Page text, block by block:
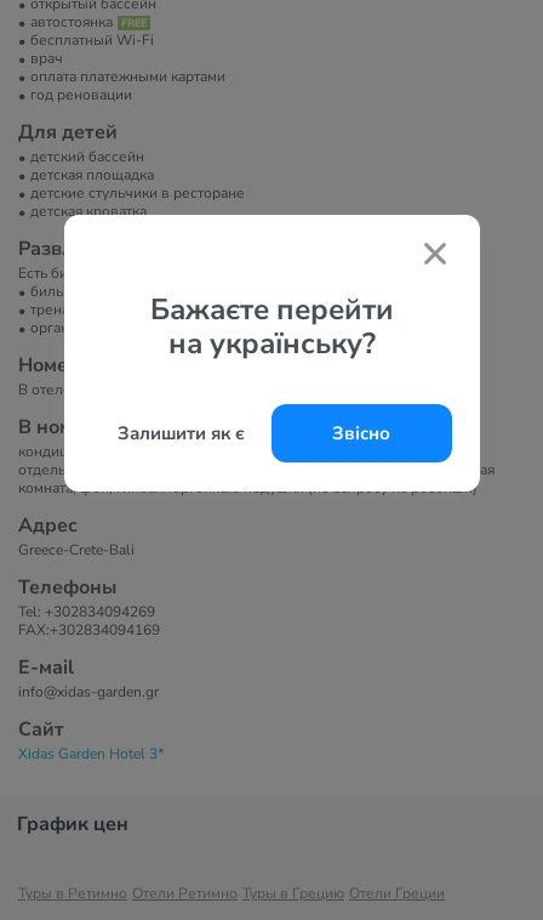
Бажаєте перейти
на українську?
Залишити як є Звісно
автостоянка
бесплатный Wi-Fi
врач
оплата платежными картами
год реновации
Для детей
детский бассейн
детская площадка
детские стульчики в ресторане
детская кроватка
Развлечение и спорт
Есть библиотека.
бильярд
тренажерный зал
организация экскурсий
Номера
В отеле 50 номеров. Есть семейные номера.
В номерах
кондиционер, прямой телефон, сейф, спутниковое телвидение,
отдельный балкон или терраса, мини-кухня с холодильником, ванная
комната, фен, гипоаллергенные подушки (по запросу на ресепшн)
Адрес
Greece-Crete-Bali
Телефоны
Tel: +302834094269
FAX:+302834094169
Е-маil
info@xidas-garden.gr
Сайт
Xidas Garden Hotel 3*
График цен
Туры в Ретимно Отели Ретимно Туры в Грецию Отели Греции